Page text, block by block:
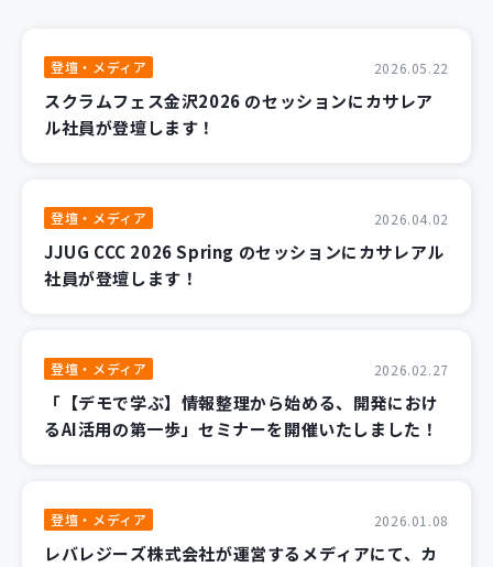
登壇・メディア 2026.05.22
スクラムフェス金沢2026 のセッションにカサレア
ル社員が登壇します！
登壇・メディア 2026.04.02
JJUG CCC 2026 Spring のセッションにカサレアル
社員が登壇します！
登壇・メディア 2026.02.27
「【デモで学ぶ】情報整理から始める、開発におけ
るAI活用の第一歩」セミナーを開催いたしました！
登壇・メディア 2026.01.08
レバレジーズ株式会社が運営するメディアにて、カ